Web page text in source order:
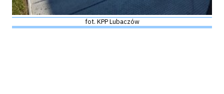
fot. KPP Lubaczów